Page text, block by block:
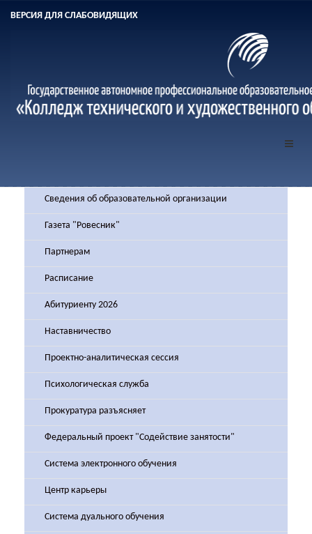
ВЕРСИЯ ДЛЯ СЛАБОВИДЯЩИХ
Сведения об образовательной организации
Газета "Ровесник"
Партнерам
Расписание
Абитуриенту 2026
Наставничество
Проектно-аналитическая сессия
Психологическая служба
Прокуратура разъясняет
Федеральный проект "Содействие занятости"
Система электронного обучения
Центр карьеры
Система дуального обучения